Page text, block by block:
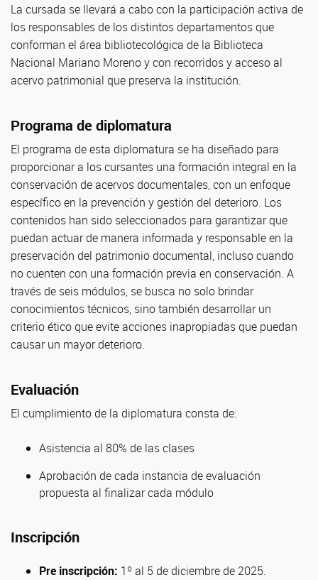
La cursada se llevará a cabo con la participación activa de
los responsables de los distintos departamentos que
conforman el área bibliotecológica de la Biblioteca
Nacional Mariano Moreno y con recorridos y acceso al
acervo patrimonial que preserva la institución.
Programa de diplomatura
El programa de esta diplomatura se ha diseñado para
proporcionar a los cursantes una formación integral en la
conservación de acervos documentales, con un enfoque
específico en la prevención y gestión del deterioro. Los
contenidos han sido seleccionados para garantizar que
puedan actuar de manera informada y responsable en la
preservación del patrimonio documental, incluso cuando
no cuenten con una formación previa en conservación. A
través de seis módulos, se busca no solo brindar
conocimientos técnicos, sino también desarrollar un
criterio ético que evite acciones inapropiadas que puedan
causar un mayor deterioro.
Evaluación
El cumplimiento de la diplomatura consta de:
Asistencia al 80% de las clases
Aprobación de cada instancia de evaluación
propuesta al finalizar cada módulo
Inscripción
Pre inscripción: 1º al 5 de diciembre de 2025.